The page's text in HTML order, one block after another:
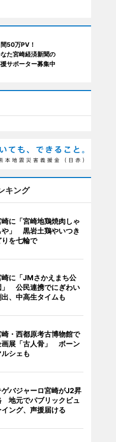
50万PV！
た宮崎経済新聞の
サポーター募集中
キング
崎に「宮崎地鶏焼肉しゃ
や」 黒岩土鶏やいつき
りを七輪で
崎に「JMさかえまち公
」 公民連携でにぎわい
出、中高生タイムも
崎・西都原考古博物館で
画展「古人骨」 ボーン
ルシェも
ゲバジャーロ宮崎がJ2昇
地元でパブリックビュ
イング、声援届ける